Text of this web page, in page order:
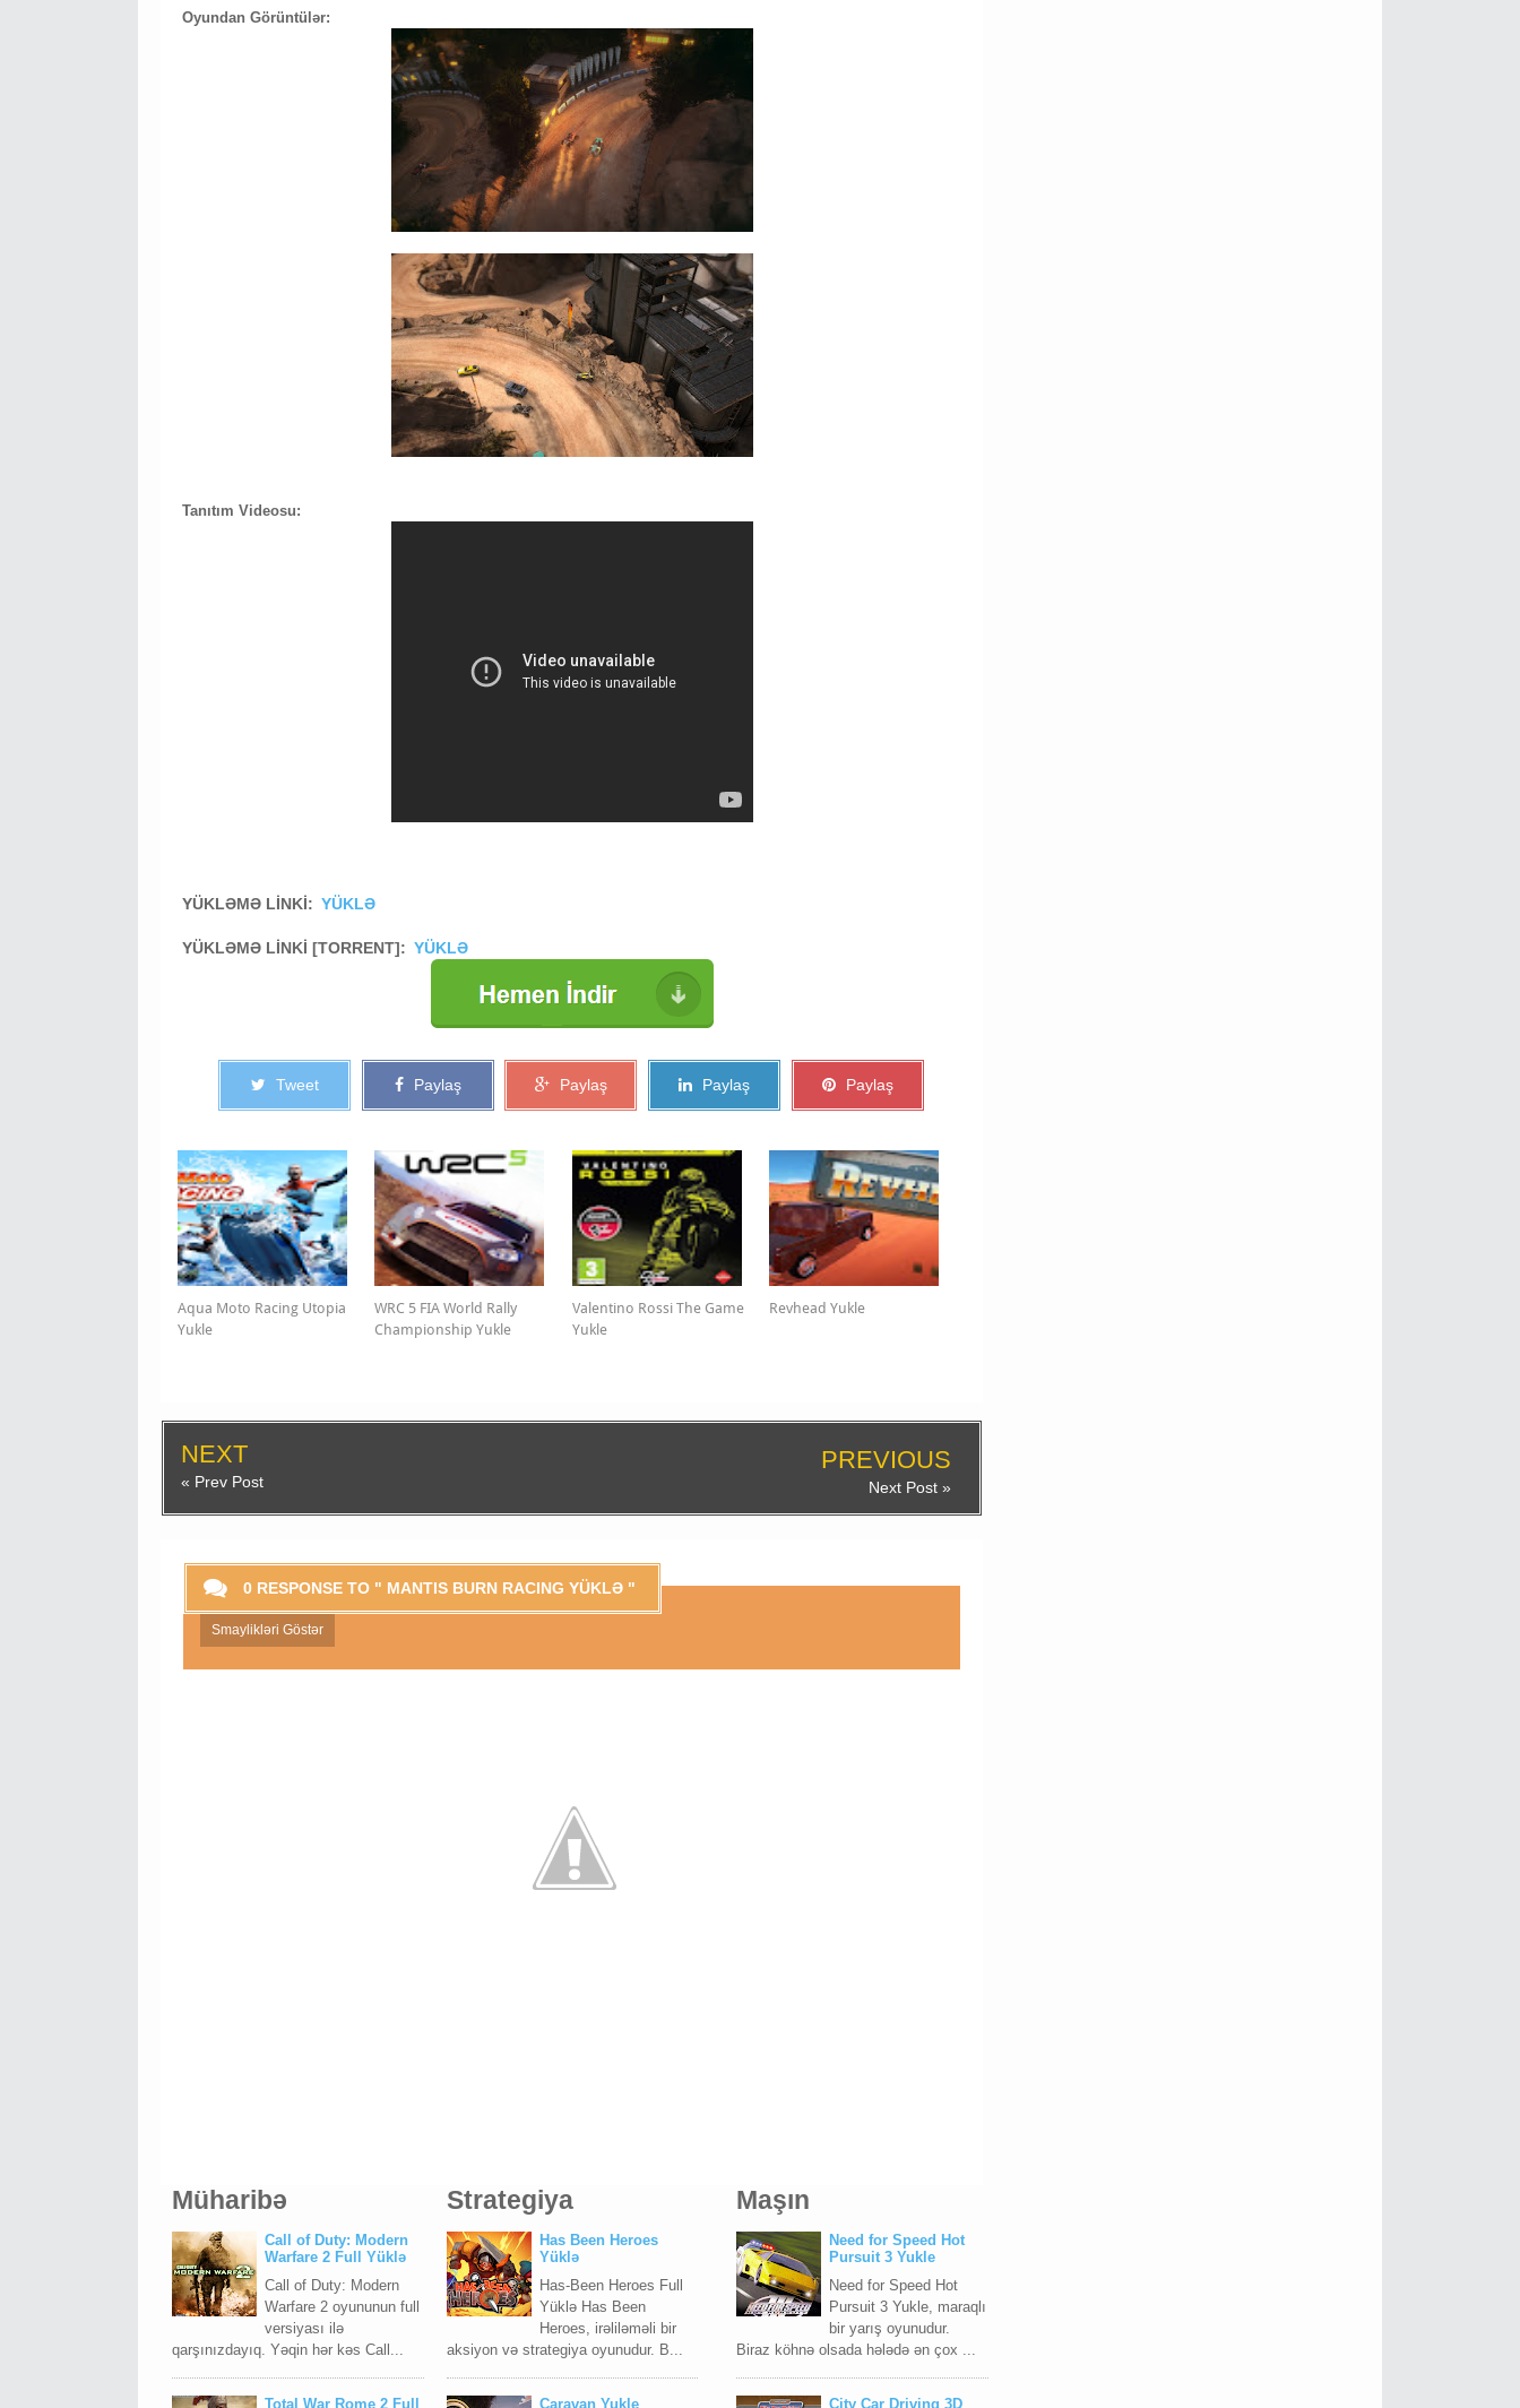
Oyundan Görüntülər:
Tanıtım Videosu:
YÜKLƏMƏ LİNKİ: YÜKLƏ
YÜKLƏMƏ LİNKİ [TORRENT]: YÜKLƏ
Tweet Paylaş Paylaş Paylaş Paylaş
Aqua Moto Racing Utopia
Yukle
WRC 5 FIA World Rally
Championship Yukle
Valentino Rossi The Game
Yukle
Revhead Yukle
NEXT
« Prev Post
PREVIOUS
Next Post »
0 RESPONSE TO " MANTIS BURN RACING YÜKLƏ "
Smaylikləri Göstər
Müharibə
Call of Duty: Modern
Warfare 2 Full Yüklə
Call of Duty: Modern
Warfare 2 oyununun full
versiyası ilə
qarşınızdayıq. Yəqin hər kəs Call...
Total War Rome 2 Full
Maşın
Need for Speed Hot
Pursuit 3 Yukle
Need for Speed Hot
Pursuit 3 Yukle, maraqlı
bir yarış oyunudur.
Biraz köhnə olsada hələdə ən çox ...
City Car Driving 3D
Strategiya
Has Been Heroes
Yüklə
Has-Been Heroes Full
Yüklə Has Been
Heroes, irəliləməli bir
aksiyon və strategiya oyunudur. B...
Caravan Yukle